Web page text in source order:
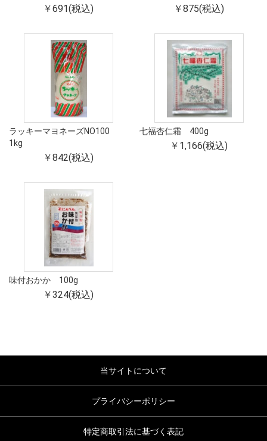
￥691(税込) ￥875(税込)
ラッキーマヨネーズNO100
1kg
￥842(税込)
七福杏仁霜 400g
￥1,166(税込)
味付おかか 100g
￥324(税込)
当サイトについて
プライバシーポリシー
特定商取引法に基づく表記